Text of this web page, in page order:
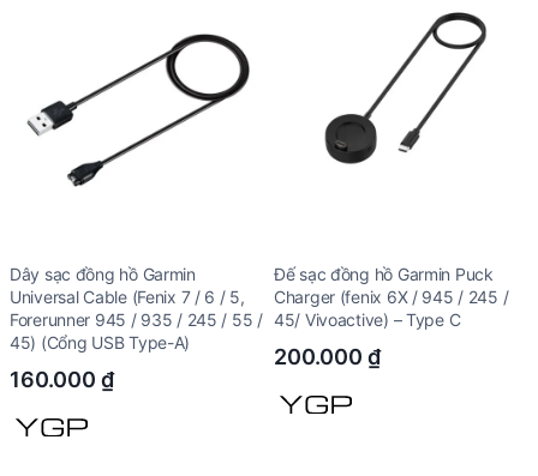
Dây sạc đồng hồ Garmin
Universal Cable (Fenix 7 / 6 / 5,
Forerunner 945 / 935 / 245 / 55 /
45) (Cổng USB Type-A)
160.000 ₫
Đế sạc đồng hồ Garmin Puck
Charger (fenix 6X / 945 / 245 /
45/ Vivoactive) – Type C
200.000 ₫